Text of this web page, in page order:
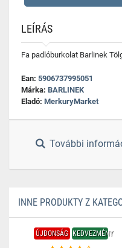
LEÍRÁS
Fa padlóburkolat Barlinek
Ean: 5906737995051
Márka: BARLINEK
Eladó: MerkuryMarket
További
INNE PRODUKTY Z
ÚJDONSÁG KEDVEZMÉNY